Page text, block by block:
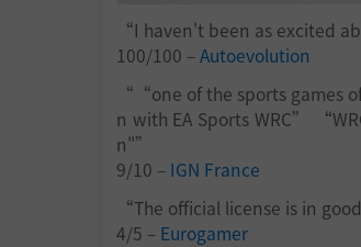
“I haven't been as excited
100/100 –Autoevolution
““one of the sports games
n with EA Sports WRC”
n"”
9/10 – IGN France
“The official license is in
4/5 – Eurogamer